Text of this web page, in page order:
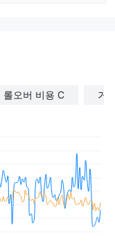
롤오버 비용 C 거